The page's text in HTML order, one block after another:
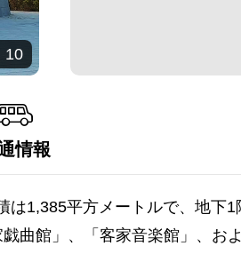
10
情報
1,385平方メートルで、地下
曲館」、「客家音楽館」、お